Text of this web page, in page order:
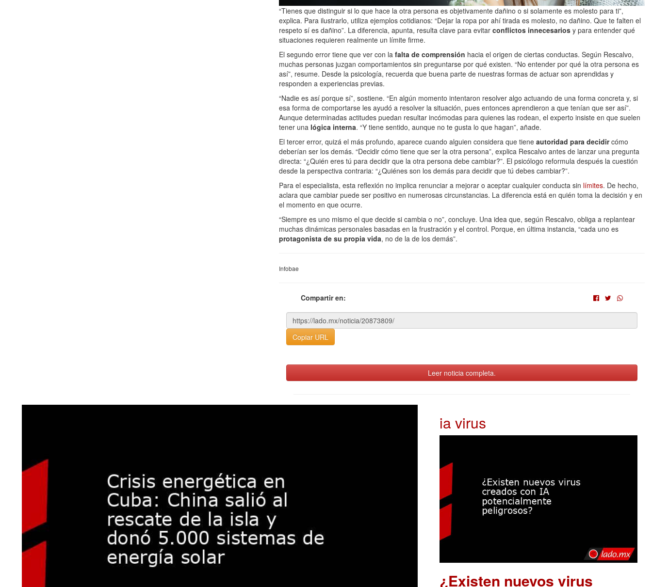
“Tienes que distinguir si lo que hace la otra persona es objetivamente dañino o si solamente es molesto para ti”,
explica. Para ilustrarlo, utiliza ejemplos cotidianos: “Dejar la ropa por ahí tirada es molesto, no dañino. Que te falten el
respeto sí es dañino”. La diferencia, apunta, resulta clave para evitar conflictos innecesarios y para entender qué
situaciones requieren realmente un límite firme.
El segundo error tiene que ver con la falta de comprensión hacia el origen de ciertas conductas. Según Rescalvo,
muchas personas juzgan comportamientos sin preguntarse por qué existen. “No entender por qué la otra persona es
así”, resume. Desde la psicología, recuerda que buena parte de nuestras formas de actuar son aprendidas y
responden a experiencias previas.
“Nadie es así porque sí”, sostiene. “En algún momento intentaron resolver algo actuando de una forma concreta y, si
esa forma de comportarse les ayudó a resolver la situación, pues entonces aprendieron a que tenían que ser así”.
Aunque determinadas actitudes puedan resultar incómodas para quienes las rodean, el experto insiste en que suelen
tener una lógica interna. “Y tiene sentido, aunque no te gusta lo que hagan”, añade.
El tercer error, quizá el más profundo, aparece cuando alguien considera que tiene autoridad para decidircómo
deberían ser los demás. “Decidir cómo tiene que ser la otra persona”, explica Rescalvo antes de lanzar una pregunta
directa: “¿Quién eres tú para decidir que la otra persona debe cambiar?”. El psicólogo reformula después la cuestión
desde la perspectiva contraria: “¿Quiénes son los demás para decidir que tú debes cambiar?”.
Para el especialista, esta reflexión no implica renunciar a mejorar o aceptar cualquier conducta sin límites. De hecho,
aclara que cambiar puede ser positivo en numerosas circunstancias. La diferencia está en quién toma la decisión y en
el momento en que ocurre.
“Siempre es uno mismo el que decide si cambia o no”, concluye. Una idea que, según Rescalvo, obliga a replantear
muchas dinámicas personales basadas en la frustración y el control. Porque, en última instancia, “cada uno es
protagonista de su propia vida, no de la de los demás”.
Infobae
Compartir en:
Copiar URL
Leer noticia completa.
ia virus
¿Existen nuevos virus